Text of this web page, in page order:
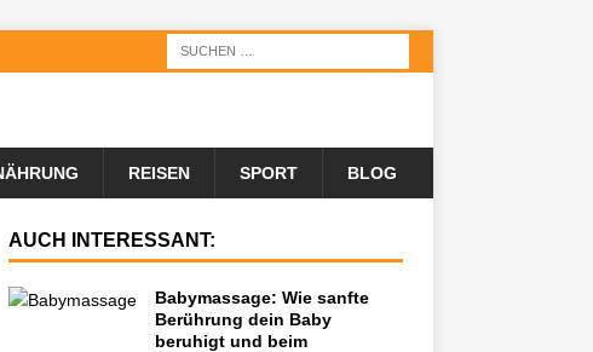
REISEN SPORT BLOG
AUCH INTERESSANT:
Babymassage: Wie sanfte
Berührung dein Baby
beruhigt und beim